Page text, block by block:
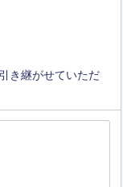
き継がせていただ